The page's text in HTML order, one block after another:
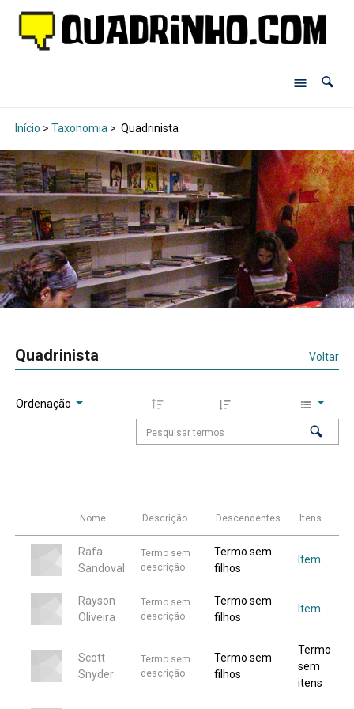
Início > Taxonomia > Quadrinista
Quadrinista Voltar
Ordenação
Nome Descrição Descendentes Itens
Rafa
Sandoval
Termo sem
descrição
Termo sem
filhos
Item
Rayson
Oliveira
Termo sem
descrição
Termo sem
filhos
Item
Scott
Snyder
Termo sem
descrição
Termo sem
filhos
Termo
sem
itens